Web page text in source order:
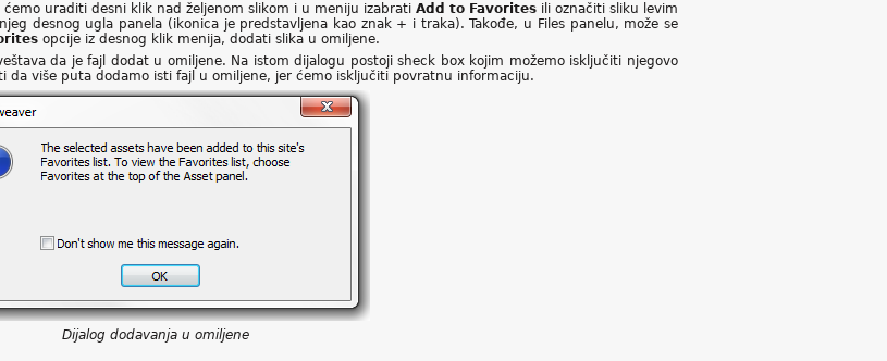
uraditi desni klik nad željenom slikom i u meniju izabrati Add to Favorites ili označiti sliku levim
desnog ugla panela (ikonica je predstavljena kao znak + i traka). Takođe, u Files panelu, može se
opcije iz desnog klik menija, dodati slika u omiljene.
da je fajl dodat u omiljene. Na istom dijalogu postoji sheck box kojim možemo isključiti njegovo
da više puta dodamo isti fajl u omiljene, jer ćemo isključiti povratnu informaciju.
Dijalog dodavanja u omiljene